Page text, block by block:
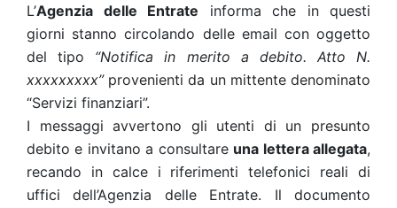
L’Agenzia delle Entrate informa che in questi
giorni stanno circolando delle email con oggetto
del tipo
“Notifica in merito a debito. Atto N.
xxxxxxxxx” provenienti da un mittente denominato
“Servizi finanziari”.
I messaggi avvertono gli utenti di un presunto
debito e invitano a consultare una lettera allegata,
recando in calce i riferimenti telefonici reali di
uffici dell’Agenzia delle Entrate. Il documento